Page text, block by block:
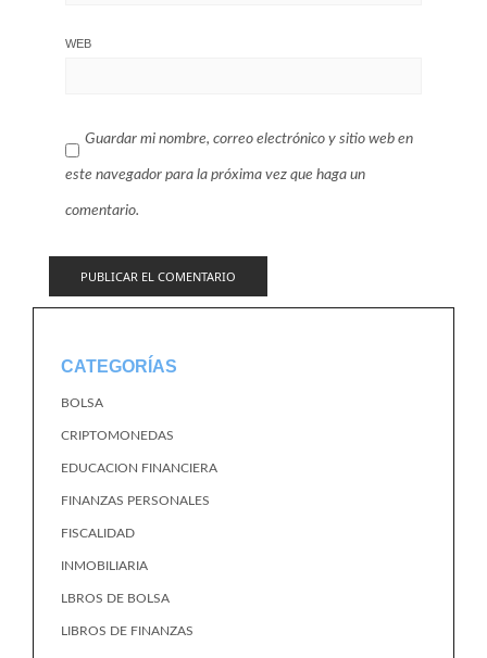
WEB
Guardar mi nombre, correo electrónico y sitio web en
este navegador para la próxima vez que haga un
comentario.
CATEGORÍAS
BOLSA
CRIPTOMONEDAS
EDUCACION FINANCIERA
FINANZAS PERSONALES
FISCALIDAD
INMOBILIARIA
LBROS DE BOLSA
LIBROS DE FINANZAS